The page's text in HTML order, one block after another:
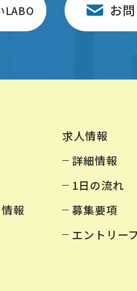
LABO お
報
求人情報
詳細情報
1日の流れ
募集要項
エントリー